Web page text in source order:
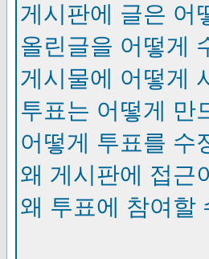
게시판에 글은 어
올린글을 어떻게
게시물에 어떻게
투표는 어떻게 만
어떻게 투표를 수
왜 게시판에 접근
왜 투표에 참여할